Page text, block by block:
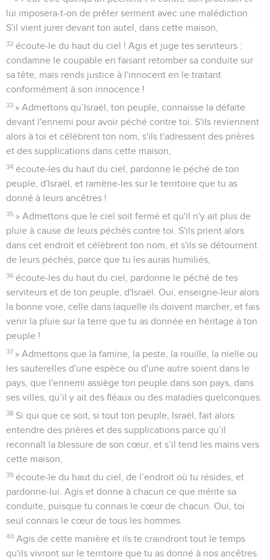
lui imposera-t-on de prêter serment avec une malédiction.
S'il vient jurer devant ton autel, dans cette maison,
32 écoute-le du haut du ciel ! Agis et juge tes serviteurs :
condamne le coupable en faisant retomber sa conduite sur
sa tête, mais rends justice à l'innocent en le traitant
conformément à son innocence !
33 » Admettons qu’Israël, ton peuple, connaisse la défaite
devant l'ennemi pour avoir péché contre toi. S'ils reviennent
alors à toi et célèbrent ton nom, s'ils t'adressent des prières
et des supplications dans cette maison,
34 écoute-les du haut du ciel, pardonne le péché de ton
peuple, d'Israël, et ramène-les sur le territoire que tu as
donné à leurs ancêtres !
35 » Admettons que le ciel soit fermé et qu'il n'y ait plus de
pluie à cause de leurs péchés contre toi. S'ils prient alors
dans cet endroit et célèbrent ton nom, et s'ils se détournent
de leurs péchés, parce que tu les auras humiliés,
36 écoute-les du haut du ciel, pardonne le péché de tes
serviteurs et de ton peuple, d'Israël. Oui, enseigne-leur alors
la bonne voie, celle dans laquelle ils doivent marcher, et fais
venir la pluie sur la terre que tu as donnée en héritage à ton
peuple !
37 » Admettons que la famine, la peste, la rouille, la nielle ou
les sauterelles d'une espèce ou d'une autre soient dans le
pays, que l'ennemi assiège ton peuple dans son pays, dans
ses villes, qu’il y ait des fléaux ou des maladies quelconques.
38 Si qui que ce soit, si tout ton peuple, Israël, fait alors
entendre des prières et des supplications parce qu’il
reconnaît la blessure de son cœur, et s’il tend les mains vers
cette maison,
39 écoute-le du haut du ciel, de l’endroit où tu résides, et
pardonne-lui. Agis et donne à chacun ce que mérite sa
conduite, puisque tu connais le cœur de chacun. Oui, toi
seul connais le cœur de tous les hommes.
40 Agis de cette manière et ils te craindront tout le temps
qu'ils vivront sur le territoire que tu as donné à nos ancêtres.